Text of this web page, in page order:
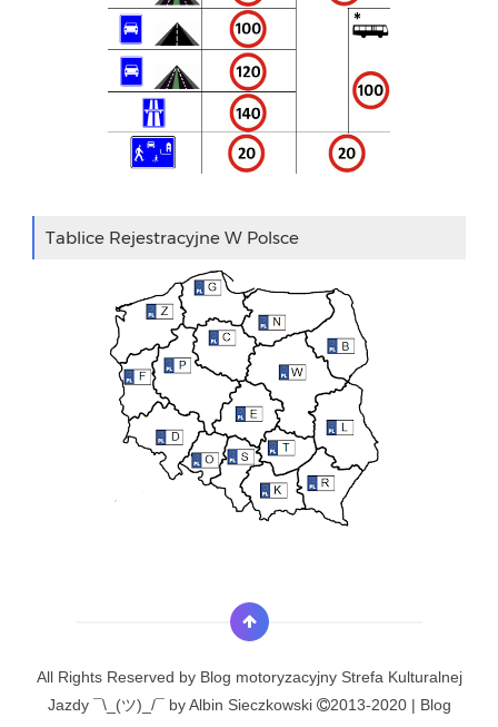
Tablice Rejestracyjne W Polsce
All Rights Reserved by Blog motoryzacyjny Strefa Kulturalnej
Jazdy ¯\_(ツ)_/¯ by Albin Sieczkowski
2013-2020 | Blog